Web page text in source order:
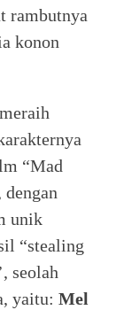
rambutnya
konon
“Mad
unik
“stealing
seolah
yaitu: Mel